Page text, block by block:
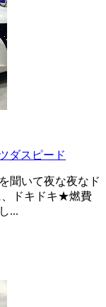
ダスピード
聞いて夜な夜なド
、ドキドキ★燃費
...